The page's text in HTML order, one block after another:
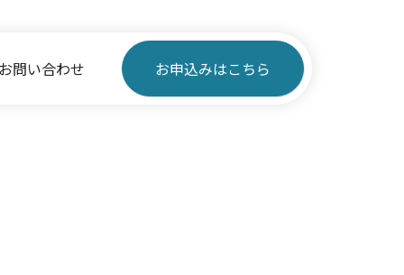
お問い合わせ お申込みはこちら